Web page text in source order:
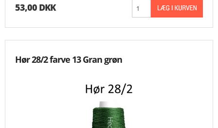
53,00 DKK
Hør 28/2 farve 13 Gran grøn